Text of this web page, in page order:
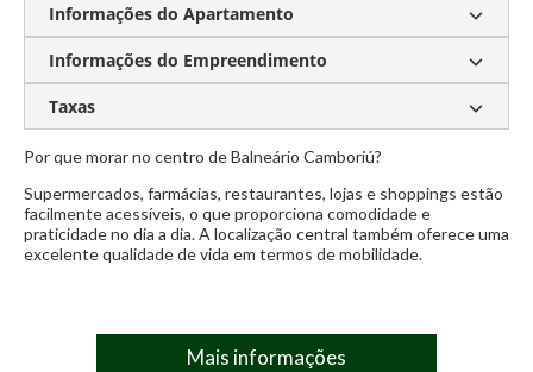
Informações do Apartamento
Quadra mar 140m² privativos
Sala de estar
Informações do Empreendimento
Taxas
Condomínio:R$ 900,00
IPTU:R$ 4.320,00
Por que morar no centro de Balneário Camboriú?
Supermercados, farmácias, restaurantes, lojas e shoppings estão
facilmente acessíveis, o que proporciona comodidade e
praticidade no dia a dia. A localização central também oferece uma
excelente qualidade de vida em termos de mobilidade.
Mais informações